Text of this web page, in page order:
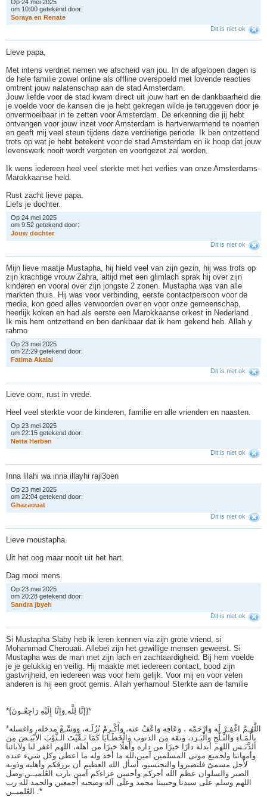
Op 24 mei 2025
om 10:00 getekend door:
Soraya en Renate
Dit is niet ok
Lieve papa,
Met intens verdriet nemen we afscheid van jou. In de afgelopen dagen is
de hele familie zowel online als offline overspoeld met lovende reacties
omtrent jouw nalatenschap aan de stad Amsterdam.
Jouw liefde voor de stad kwam direct uit jouw hart en de dankbaarheid die
je voelde voor de kansen die je hebt gekregen wilde je teruggeven door je
onvermoeibaar in te zetten voor Amsterdam. De erkenning die jij hebt
ontvangen voor jouw inzet voor Amsterdam is hartverwarmend te noemen
en geeft mij veel steun tijdens deze verdrietige periode. Ik ben ontzettend
trots op wat je hebt betekent voor de stad Amsterdam en ik hoop dat jouw
levenswerk nooit wordt vergeten en voortgezet zal worden.
Ik wens iedereen heel veel sterkte met het verlies van onze Amsterdams-
Marokkaanse held.
Rust zacht lieve papa.
Liefs je dochter.
Op 24 mei 2025
om 9:52 getekend door:
Jouw dochter
Dit is niet ok
Mijn lieve maatje Mustapha, hij hield veel van zijn gezin, hij was trots op
zijn krachtige vrouw Zahra, altijd met een glimlach sprak hij over zijn
kinderen en vooral over zijn jongste 2 zonen. Mustapha was van alle
markten thuis. Hij was voor verbinding, eerste contactpersoon voor de
media, kon goed alles verwoorden over en voor onze gemeenschap,
heerlijk koken en had als eerste een Marokkaanse orkest in Nederland .
Ik mis hem ontzettend en ben dankbaar dat ik hem gekend heb. Allah y
rahmo
Op 23 mei 2025
om 22:29 getekend door:
Fatima Aka ai
Dit is niet ok
Lieve oom, rust in vrede.
Heel veel sterkte voor de kinderen, familie en alle vrienden en naasten.
Op 23 mei 2025
om 22:15 getekend door:
Netta Herben
Dit is niet ok
Inna lilahi wa inna illayhi raji3oen
Op 23 mei 2025
om 22:04 getekend door:
G hazaouat
Dit is niet ok
Lieve moustapha.
Uit het oog maar nooit uit het hart.
Dag mooi mens.
Op 23 mei 2025
om 20:28 getekend door:
Sandra jbyeh
Dit is niet ok
Si Mustapha Slaby heb ik leren kennen via zijn grote vriend, si
Mohammad Cherouati. Allebei zijn het gewillige mensen geweest. Si
Mustapha was de man met zijn lach en zachtaardigheid. Bij hem voelde
je je gelukkig en veilig. Hij maakte met iedereen contact, bood zijn
gastvrijheid, en iedereen was voor hem gelijk. Voor mij en voor velen
anderen is hij een groot gemis. Allah yerhamou! Sterkte aan de familie
‎*{إنَّا لِلَّه ِوَإنَّا إِلَيْهِ رَاجِعُـونَ}*
‎*اللَّهُـمَّ اغْفِـرْ لَه وَارْحَمْه ، وَعَافِه وَاعْفُ عنه، وَأَكْـرِمْ نُزُلَـه، وَوَسِّـعْ مدخله، واغسله
بِالْمَـاءِ وَالثَّـلْجِ وَالْبَـرَد، ونقه مِنَ الذنوب والْخَطَـايَا كَمَا نَـقَّيْتَ الـثَّوْبَ الأَبْيَـضَ مِنَ
الدَّنَـس اللهم أبدله دارًا خيرًا من داره وأهلًا خيرًا من أهله، اللهم اغفر لنا ولآبائنا
وأمهاتنا ولجميع موتى المسلمين آمين،لله ما أخذ وله ما اعطى وكل شيء عنده
لأجل مسمىً فلتصبروا والتحتسبو، أسأل الله العظيم أن يرزقكم وأهليه وذويه
الصبر والسلوان عظم الله أجركم وأحسن عزاءكم آمين يارب العَٰلميــن.وصل
اللهم وسلم على سيدنا وحبيبنا محمد وعلَى آله وصحبه أجمعين والحمد لله رب
العَٰلميــن .*